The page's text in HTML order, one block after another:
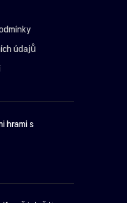
údajů
hrami s